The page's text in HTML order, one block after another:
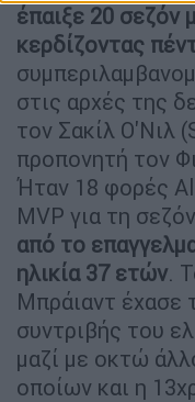
έπαιξε 20 σεζόν
κερδίζοντας
στις αρχές της
τον Σακίλ Ο'Νιλ
προπονητή τον
Ήταν 18 φορές
MVP για τη
από το
ηλικία 37 ετών.
Μπράιαντ έχασε
συντριβής του
μαζί με οκτώ
οποίων και η